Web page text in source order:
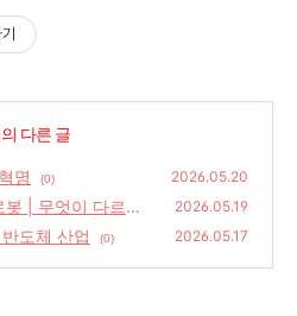
다른 글
명 (0) 2026.05.20
| 무엇이 다르고
2026.05.19
도체 산업 (0) 2026.05.17